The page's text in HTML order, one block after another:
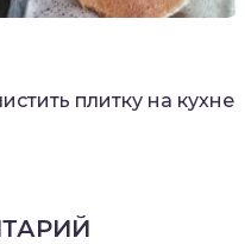
плитку на кухне